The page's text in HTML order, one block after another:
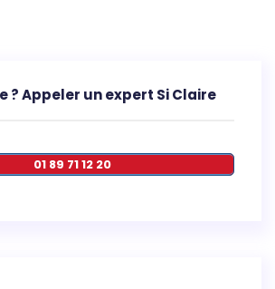
? Appeler un expert Si Claire
01 89 71 12 20